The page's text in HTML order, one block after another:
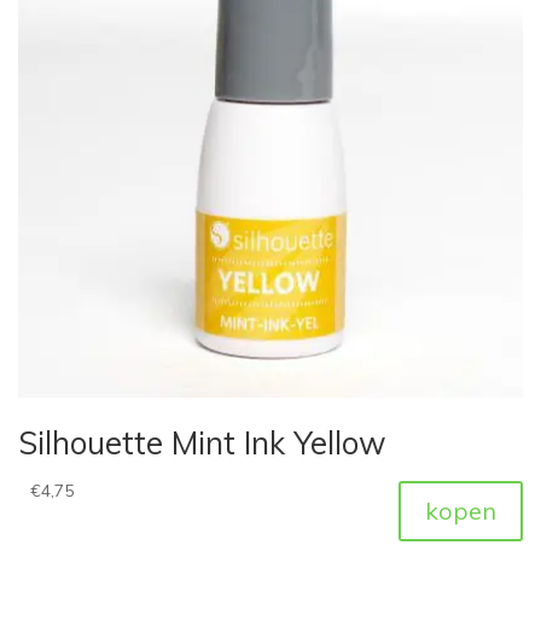
Silhouette Mint Ink Yellow
€4,75
kopen